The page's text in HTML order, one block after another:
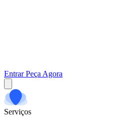
Entrar Peça Agora
Serviços